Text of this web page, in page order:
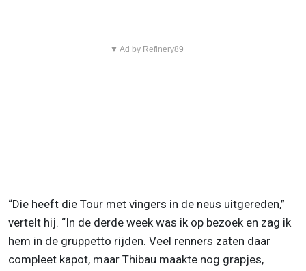
▼ Ad by Refinery89
“Die heeft die Tour met vingers in de neus uitgereden,”
vertelt hij. “In de derde week was ik op bezoek en zag ik
hem in de gruppetto rijden. Veel renners zaten daar
compleet kapot, maar Thibau maakte nog grapjes,